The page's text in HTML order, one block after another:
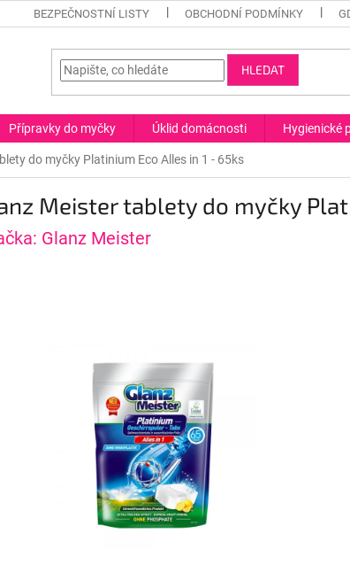
BEZPEČNOSTNÍ LISTY OBCHODNÍ PODMÍNKY
HLEDAT
Přípravky do myčky Úklid domácnosti Hygienické
do myčky Platinium Eco Alles in 1 - 65ks
Meister tablety do myčky
Glanz Meister